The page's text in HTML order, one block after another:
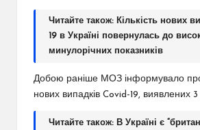
Читайте також: Кількість нових
19 в Україні повернулась до
минулорічних показників
Добою раніше МОЗ інформувало про
нових випадків Covid-19, виявлених
Читайте також: В Україні є